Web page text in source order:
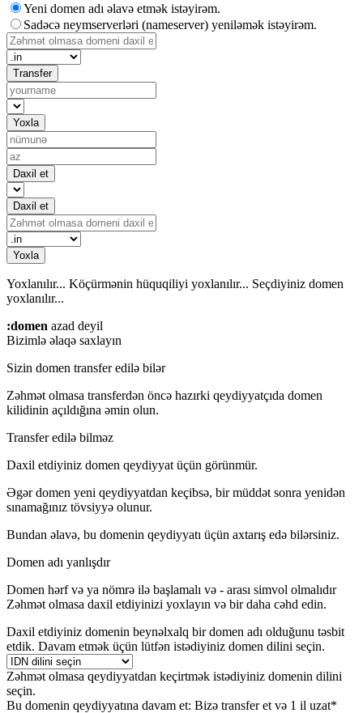
Yeni domen adı əlavə etmək istəyirəm.
Sadəcə neymserverləri (nameserver) yeniləmək istəyirəm.
Transfer
Yoxla
Daxil et
Daxil et
Yoxla
Yoxlanılır... Köçürmənin hüquqiliyi yoxlanılır... Seçdiyiniz domen
yoxlanılır...
:domen azad deyil
Bizimlə əlaqə saxlayın
Sizin domen transfer edilə bilər
Zəhmət olmasa transferdən öncə hazırki qeydiyyatçıda domen
kilidinin açıldığına əmin olun.
Transfer edilə bilməz
Daxil etdiyiniz domen qeydiyyat üçün görünmür.
Əgər domen yeni qeydiyyatdan keçibsə, bir müddət sonra yenidən
sınamağınız tövsiyyə olunur.
Bundan əlavə, bu domenin qeydiyyatı üçün axtarış edə bilərsiniz.
Domen adı yanlışdır
Domen hərf və ya nömrə ilə başlamalı və - arası simvol olmalıdır
Zəhmət olmasa daxil etdiyinizi yoxlayın və bir daha cəhd edin.
Daxil etdiyiniz domenin beynəlxalq bir domen adı olduğunu təsbit
etdik. Davam etmək üçün lütfən istədiyiniz domen dilini seçin.
Zəhmət olmasa qeydiyyatdan keçirtmək istədiyiniz domenin dilini
seçin.
Bu domenin qeydiyyatına davam et: Bizə transfer et və 1 il uzat*